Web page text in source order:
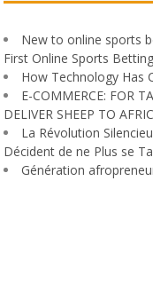
New to online sports
First Online Sports
How Technology Has
E-COMMERCE: FOR
DELIVER SHEEP TO
La Révolution
Décident de ne Plus se
Génération